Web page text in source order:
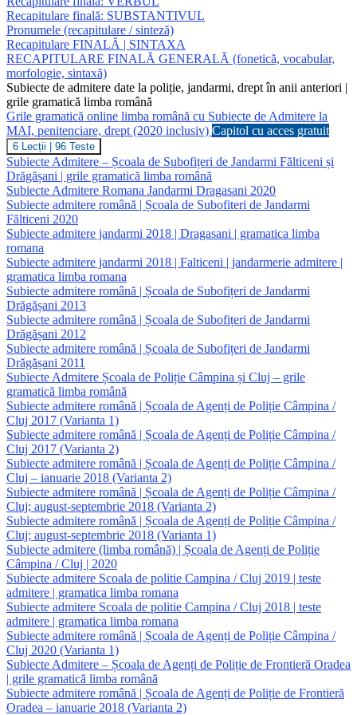
|
MORFOLOGIA
Recapitulare finală: SUBSTANTIVUL
Pronumele (recapitulare / sinteză)
Recapitulare FINALĂ | SINTAXA
RECAPITULARE FINALĂ GENERALĂ (fonetică, vocabular,
morfologie, sintaxă)
Subiecte de admitere date la poliție, jandarmi, drept în anii anteriori |
grile gramatică limba română
Grile gramatică online limba română cu Subiecte de Admitere la
MAI, penitenciare, drept (2020 inclusiv) Capitol cu acces gratuit
Grile
gramatică
online
limba
română
cu
Subiecte
de
Admitere
la
MAI,
penitenciare,
drept
(2020
inclusiv)
6 Lecții 96 Teste
Subiecte Admitere – Școala de Subofițeri de Jandarmi Fălticeni și
Drăgășani | grile gramatică limba română
Subiecte Admitere Romana Jandarmi Dragasani 2020
Subiecte admitere română | Școala de Subofiteri de Jandarmi
Fălticeni 2020
Subiecte admitere jandarmi 2018 | Dragasani | gramatica limba
romana
Subiecte admitere jandarmi 2018 | Falticeni | jandarmerie admitere |
gramatica limba romana
Subiecte admitere română | Școala de Subofițeri de Jandarmi
Drăgășani 2013
Subiecte admitere română | Școala de Subofițeri de Jandarmi
Drăgășani 2012
Subiecte admitere română | Școala de Subofițeri de Jandarmi
Drăgășani 2011
Subiecte Admitere Școala de Poliție Câmpina și Cluj – grile
gramatică limba română
Subiecte admitere română | Școala de Agenți de Poliție Câmpina /
Cluj 2017 (Varianta 1)
Subiecte admitere română | Școala de Agenți de Poliție Câmpina /
Cluj 2017 (Varianta 2)
Subiecte admitere română | Școala de Agenți de Poliție Câmpina /
Cluj – ianuarie 2018 (Varianta 2)
Subiecte admitere română | Școala de Agenți de Poliție Câmpina /
Cluj; august-septembrie 2018 (Varianta 2)
Subiecte admitere română | Școala de Agenți de Poliție Câmpina /
Cluj; august-septembrie 2018 (Varianta 1)
Subiecte admitere (limba română) | Școala de Agenți de Poliție
Câmpina / Cluj | 2020
Subiecte admitere Scoala de politie Campina / Cluj 2019 | teste
admitere | gramatica limba romana
Subiecte admitere Scoala de politie Campina / Cluj 2018 | teste
admitere | gramatica limba romana
Subiecte admitere română | Școala de Agenți de Poliție Câmpina /
Cluj 2020 (Varianta 1)
Subiecte Admitere – Școala de Agenți de Poliție de Frontieră Oradea
| grile gramatică limba română
Subiecte admitere română | Școala de Agenți de Poliție de Frontieră
Oradea – ianuarie 2018 (Varianta 2)